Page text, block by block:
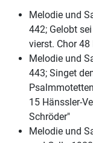
Melodie und
442; Gelobt
vierst. Chor 48
Melodie und
443; Singet
15 Hänssler-
Schröder"
Melodie und